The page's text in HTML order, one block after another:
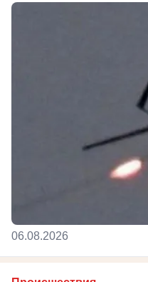
06.08.2026